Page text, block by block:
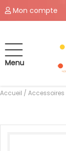
Mon compte
Menu
Accueil / Accessoires